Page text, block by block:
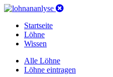
Startseite
Löhne
Wissen
Alle Löhne
Löhne eintragen